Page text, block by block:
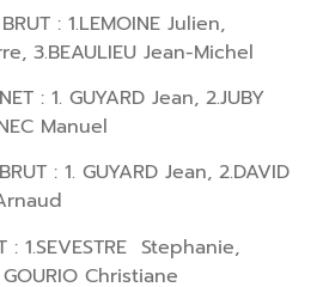
: 1.LEMOINE Julien,
3.BEAULIEU Jean-Michel
: 1. GUYARD Jean, 2.JUBY
Manuel
: 1. GUYARD Jean, 2.DAVID
: 1.SEVESTRE Stephanie,
Christiane